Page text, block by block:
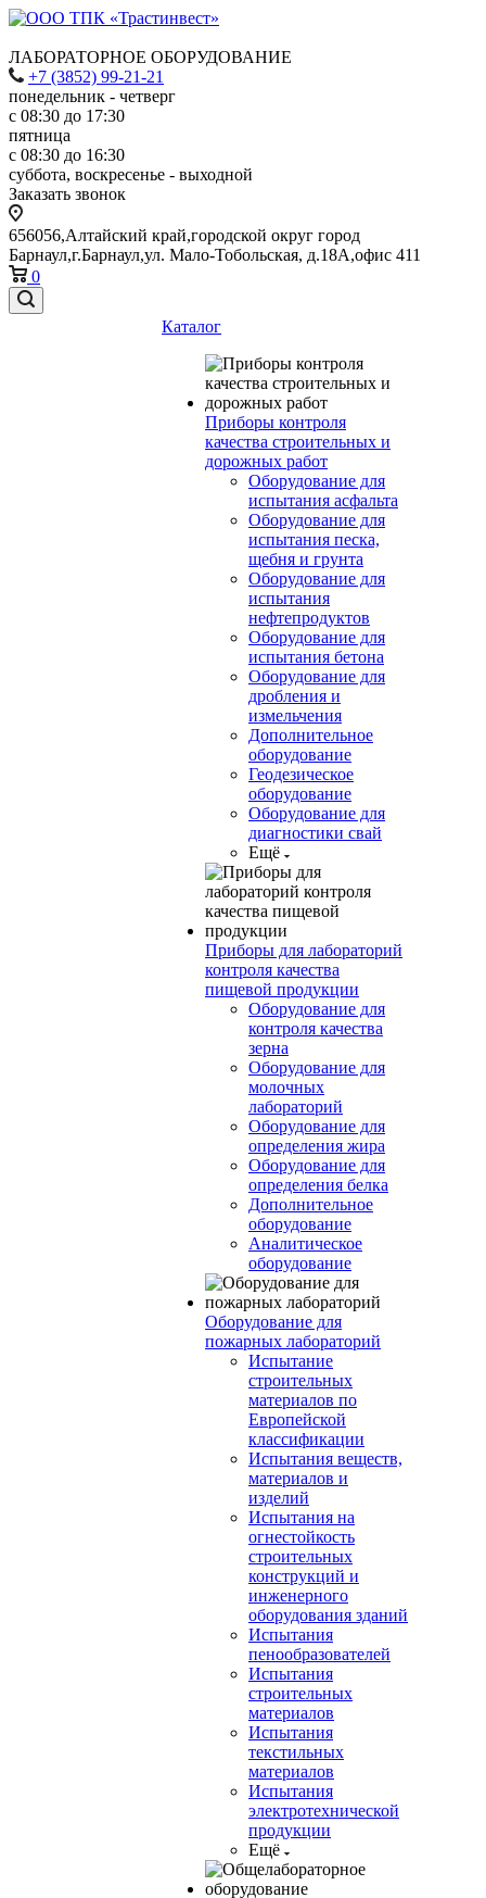
ЛАБОРАТОРНОЕ ОБОРУДОВАНИЕ
+7 (3852) 99-21-21
понедельник - четверг
с 08:30 до 17:30
пятница
с 08:30 до 16:30
суббота, воскресенье - выходной
Заказать звонок
656056,Алтайский край,городской округ город
Барнаул,г.Барнаул,ул. Мало-Тобольская, д.18А,офис 411
0
Каталог
Приборы контроля
качества строительных и
дорожных работ
Оборудование для
испытания асфальта
Оборудование для
испытания песка,
щебня и грунта
Оборудование для
испытания
нефтепродуктов
Оборудование для
испытания бетона
Оборудование для
дробления и
измельчения
Дополнительное
оборудование
Геодезическое
оборудование
Оборудование для
диагностики свай
Ещё
Приборы для лабораторий
контроля качества
пищевой продукции
Оборудование для
контроля качества
зерна
Оборудование для
молочных
лабораторий
Оборудование для
определения жира
Оборудование для
определения белка
Дополнительное
оборудование
Аналитическое
оборудование
Оборудование для
пожарных лабораторий
Испытание
строительных
материалов по
Европейской
классификации
Испытания веществ,
материалов и
изделий
Испытания на
огнестойкость
строительных
конструкций и
инженерного
оборудования зданий
Испытания
пенообразователей
Испытания
строительных
материалов
Испытания
текстильных
материалов
Испытания
электротехнической
продукции
Ещё